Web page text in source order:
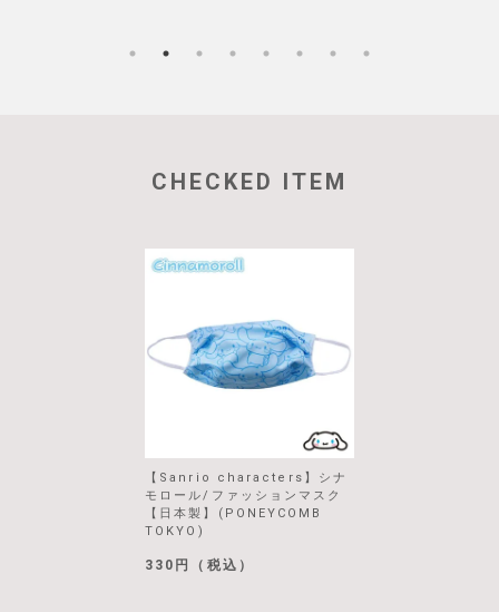
CHECKED ITEM
【Sanrio characters】シナ
モロール/ファッションマスク
【日本製】(PONEYCOMB
TOKYO)
330円（税込）